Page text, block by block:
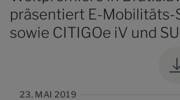
präsentiert E-Mobilitäts-
sowie CITIGOe iV und
23. MAI 2019